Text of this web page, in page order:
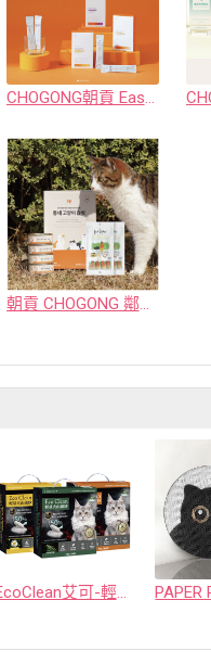
CHOGONG朝貢 Easy Care保健系列 (犬貓用)
朝貢 CHOGONG 鄰居貓系列 ( 全方位營養主食罐 / 全方位營養肉泥 )
EcoClean艾可-輕量火山礦砂